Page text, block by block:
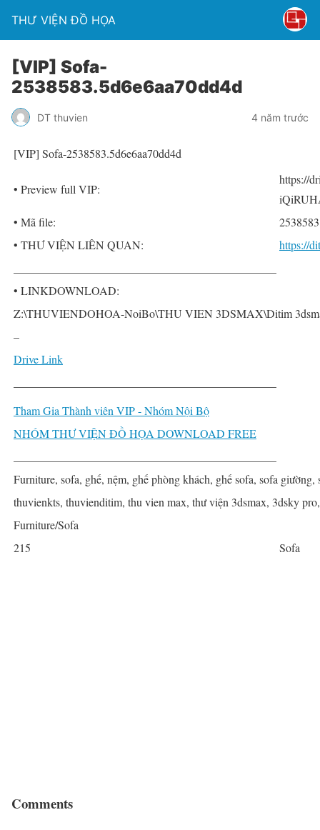
THƯ VIỆN ĐỒ HỌA
[VIP] Sofa-
2538583.5d6e6aa70dd4d
DT thuvien 4 năm trước
[VIP] Sofa-2538583.5d6e6aa70dd4d
• Preview full VIP:
https://
• Mã file:
• THƯ VIỆN LIÊN QUAN:
https://
• LINKDOWNLOAD:
Z:\THUVIENDOHOA-NoiBo\THU VIEN 3DSMAX\Ditim
–
Drive Link
Tham Gia Thành viên VIP - Nhóm Nội Bộ
NHÓM THƯ VIỆN ĐỒ HỌA DOWNLOAD FREE
Furniture, sofa, ghế, nệm, ghế phòng khách, ghế sofa, sofa giường,
thuvienkts, thuvienditim, thu vien max, thư viện 3dsmax, 3dsky
Furniture/Sofa
215
Sofa
Comments